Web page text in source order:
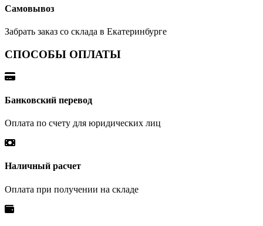
Самовывоз
Забрать заказ со склада в Екатеринбурге
СПОСОБЫ ОПЛАТЫ
Банковский перевод
Оплата по счету для юридических лиц
Наличный расчет
Оплата при получении на складе